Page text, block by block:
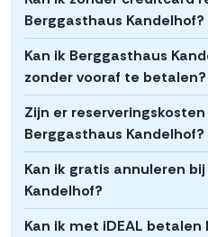
Berggasthaus Kandelhof?
Kan ik Berggasthaus
zonder vooraf te betalen?
Zijn er
Berggasthaus Kandelhof?
Kan ik gratis annuleren
Kandelhof?
Kan ik met iDEAL